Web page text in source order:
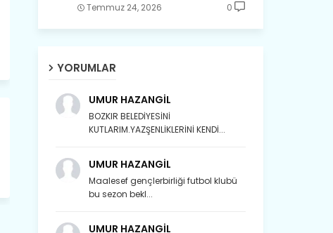
Temmuz 24, 2026 0
YORUMLAR
UMUR HAZANGİL
BOZKIR BELEDİYESİNİ
KUTLARIM.YAZŞENLİKLERİNİ KENDİ...
UMUR HAZANGİL
Maalesef gençlerbirliği futbol klubü
bu sezon bekl...
UMUR HAZANGİL